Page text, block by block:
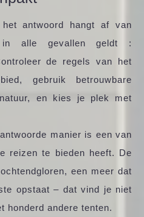
antwoord hangt af van
alle gevallen geldt :
de regels van het
gebruik betrouwbare
en kies je plek met
manier is een van
reizen te bieden heeft. De
een meer dat
opstaat – dat vind je niet
honderd andere tenten.